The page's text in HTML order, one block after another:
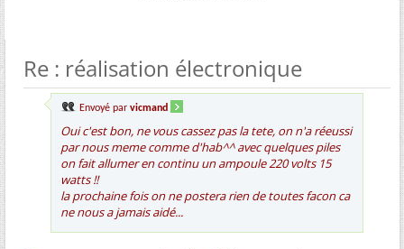
Re : réalisation électronique
Envoyé par vicmand
Oui c'est bon, ne vous cassez pas la tete, on n'a réeussi
par nous meme comme d'hab^^ avec quelques piles
on fait allumer en continu un ampoule 220 volts 15
watts !!
la prochaine fois on ne postera rien de toutes facon ca
ne nous a jamais aidé...